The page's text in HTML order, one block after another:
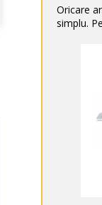
Oricare
simplu.